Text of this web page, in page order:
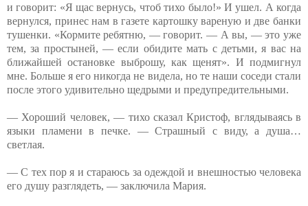
и говорит: «Я щас вернусь, чтоб тихо было!» И ушел. А когда
вернулся, принес нам в газете картошку вареную и две банки
тушенки. «Кормите ребятню, — говорит. — А вы, — это уже
тем, за простыней, — если обидите мать с детьми, я вас на
ближайшей остановке выброшу, как щенят». И подмигнул
мне. Больше я его никогда не видела, но те наши соседи стали
после этого удивительно щедрыми и предупредительными.
— Хороший человек, — тихо сказал Кристоф, вглядываясь в
языки пламени в печке. — Страшный с виду, а душа…
светлая.
— С тех пор я и стараюсь за одеждой и внешностью человека
его душу разглядеть, — заключила Мария.